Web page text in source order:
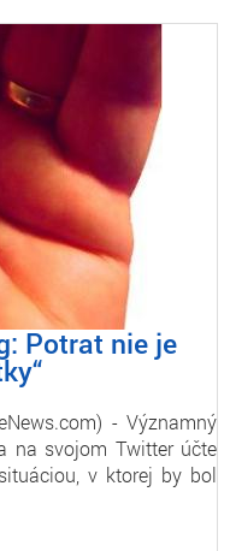
Potrat nie je
- Významný
na svojom Twitter účte
v ktorej by bol